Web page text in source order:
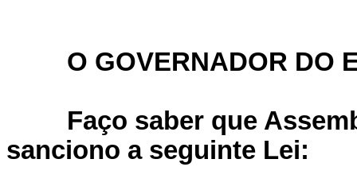
O GOVERNADOR DO
Faço saber que
sanciono a seguinte Lei: